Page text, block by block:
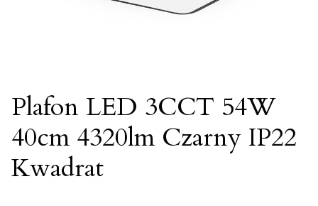
Plafon LED 3CCT 54W
40cm 4320lm Czarny IP22
Kwadrat